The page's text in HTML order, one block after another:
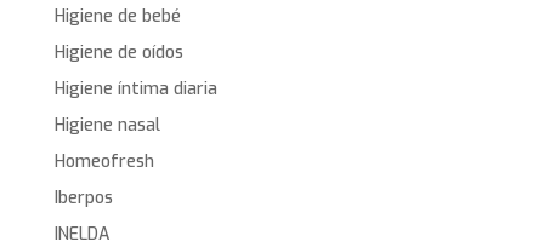
Higiene de bebé
Higiene de oídos
Higiene íntima diaria
Higiene nasal
Homeofresh
Iberpos
INELDA